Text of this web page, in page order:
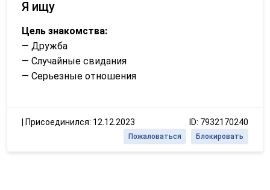
Я ищу
Цель знакомства:
— Дружба
— Случайные свидания
— Серьезные отношения
| Присоединился: 12.12.2023 ID: 7932170240
Блокировать
Пожаловаться